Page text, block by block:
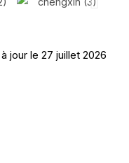
jour le 27 juillet 2026